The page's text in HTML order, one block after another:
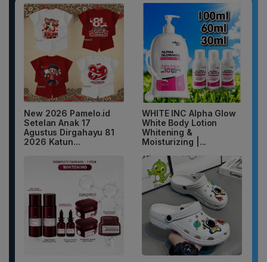
New 2026 Pamelo.id
Setelan Anak 17
Agustus Dirgahayu 81
2026 Katun...
WHITE INC Alpha Glow
White Body Lotion
Whitening &
Moisturizing |...